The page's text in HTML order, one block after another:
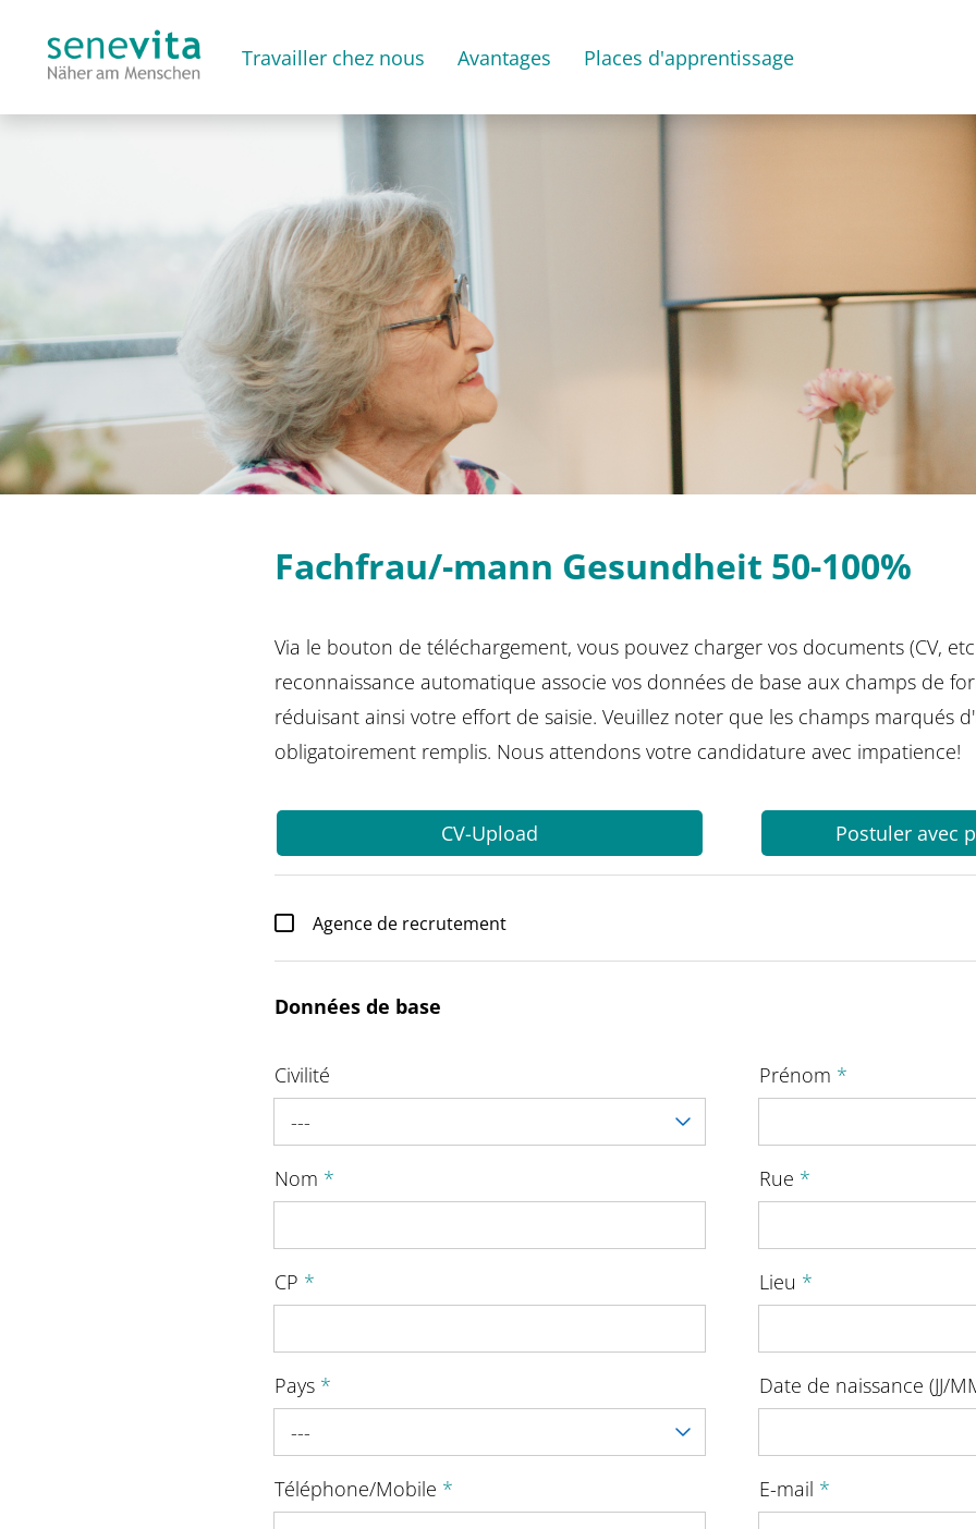
Travailler chez nous Avantages Places d'apprentissage
Fachfrau/-mann Gesundheit 50-100%
Via le bouton de téléchargement, vous pouvez charger vos documents (CV,
reconnaissance automatique associe vos données de base aux champs de
réduisant ainsi votre effort de saisie. Veuillez noter que les champs marqués
obligatoirement remplis. Nous attendons votre candidature avec impatience!
CV-Upload Postuler avec
Agence de recrutement
Données de base
Civilité
---
Prénom *
Nom * Rue *
CP * Lieu *
Pays *
---
Date de naissance (JJ/
Téléphone/Mobile * E-mail *